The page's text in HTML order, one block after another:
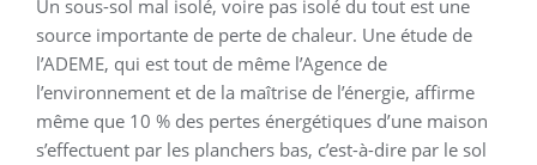
Un sous-sol mal isolé, voire pas isolé du tout est une
source importante de perte de chaleur. Une étude de
l’ADEME, qui est tout de même l’Agence de
l’environnement et de la maîtrise de l’énergie, affirme
même que 10 % des pertes énergétiques d’une maison
s’effectuent par les planchers bas, c’est-à-dire par le sol